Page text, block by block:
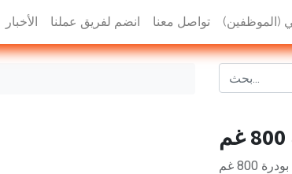
الأخبار انضم لفريق عملنا تواصل معنا (الموظفين)
800 غم